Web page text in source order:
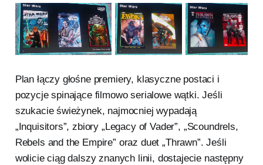
Plan łączy głośne premiery, klasyczne postaci i
pozycje spinające filmowo serialowe wątki. Jeśli
szukacie świeżynek, najmocniej wypadają
„Inquisitors”, zbiory „Legacy of Vader”, „Scoundrels,
Rebels and the Empire” oraz duet „Thrawn”. Jeśli
wolicie ciąg dalszy znanych linii, dostajecie następny